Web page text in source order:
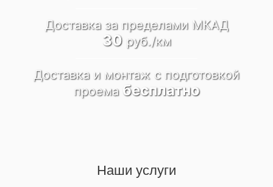
Доставка за пределами МКАД
30руб./км
Доставка и монтаж c подготовкой
проема бесплатно
Наши услуги